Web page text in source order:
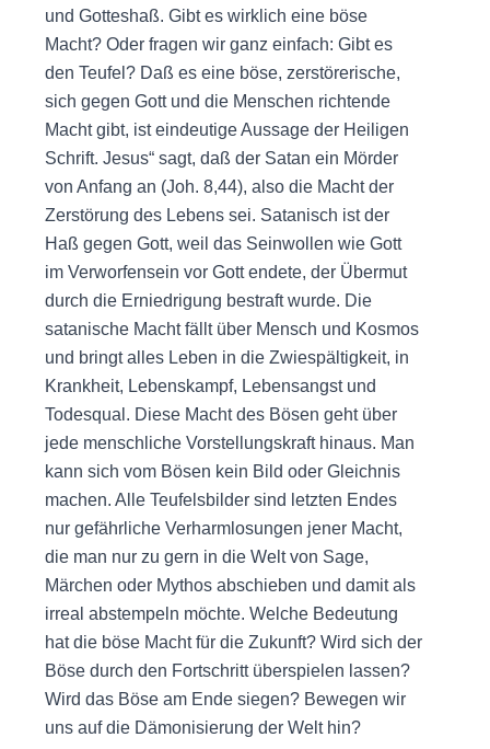
und Gotteshaß. Gibt es wirklich eine böse
Macht? Oder fragen wir ganz einfach: Gibt es
den Teufel? Daß es eine böse, zerstörerische,
sich gegen Gott und die Menschen richtende
Macht gibt, ist eindeutige Aussage der Heiligen
Schrift. Jesus“ sagt, daß der Satan ein Mörder
von Anfang an (Joh. 8,44), also die Macht der
Zerstörung des Lebens sei. Satanisch ist der
Haß gegen Gott, weil das Seinwollen wie Gott
im Verworfensein vor Gott endete, der Übermut
durch die Erniedrigung bestraft wurde. Die
satanische Macht fällt über Mensch und Kosmos
und bringt alles Leben in die Zwiespältigkeit, in
Krankheit, Lebenskampf, Lebensangst und
Todesqual. Diese Macht des Bösen geht über
jede menschliche Vorstellungskraft hinaus. Man
kann sich vom Bösen kein Bild oder Gleichnis
machen. Alle Teufelsbilder sind letzten Endes
nur gefährliche Verharmlosungen jener Macht,
die man nur zu gern in die Welt von Sage,
Märchen oder Mythos abschieben und damit als
irreal abstempeln möchte. Welche Bedeutung
hat die böse Macht für die Zukunft? Wird sich der
Böse durch den Fortschritt überspielen lassen?
Wird das Böse am Ende siegen? Bewegen wir
uns auf die Dämonisierung der Welt hin?